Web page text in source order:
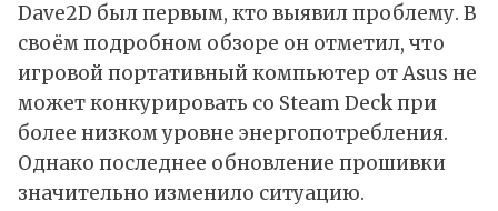
Dave2D был первым, кто выявил проблему. В
своём подробном обзоре он отметил, что
игровой портативный компьютер от Asus не
может конкурировать со Steam Deck при
более низком уровне энергопотребления.
Однако последнее обновление прошивки
значительно изменило ситуацию.